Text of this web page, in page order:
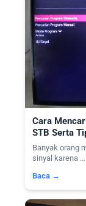
Cara
STB Serta
Banyak orang
sinyal karena ...
Baca →